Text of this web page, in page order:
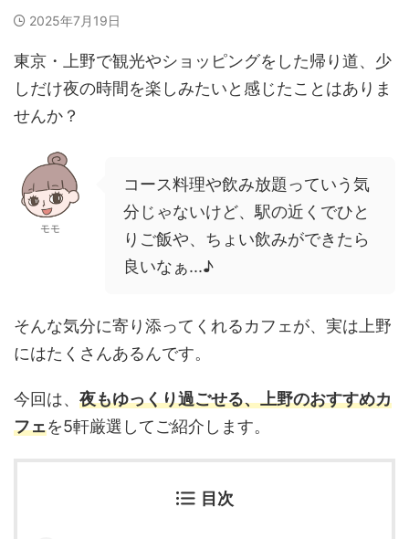
2025年7月19日
東京・上野で観光やショッピングをした帰り道、少
しだけ夜の時間を楽しみたいと感じたことはありま
せんか？
モモ
コース料理や飲み放題っていう気
分じゃないけど、駅の近くでひと
りご飯や、ちょい飲みができたら
良いなぁ...♪
そんな気分に寄り添ってくれるカフェが、実は上野
にはたくさんあるんです。
今回は、 夜もゆっくり過ごせる、上野のおすすめカ
フェを5軒厳選してご紹介します。
目次